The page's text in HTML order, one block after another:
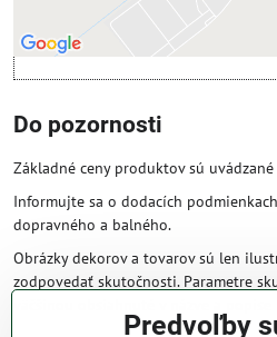
Otvoriť obsah v
Do pozornosti
Základné ceny produktov sú uvádzané
Informujte sa o dodacích
dopravného a balného.
Obrázky dekorov a tovarov sú len
zodpovedať skutočnosti. Parametre
Predvoľby